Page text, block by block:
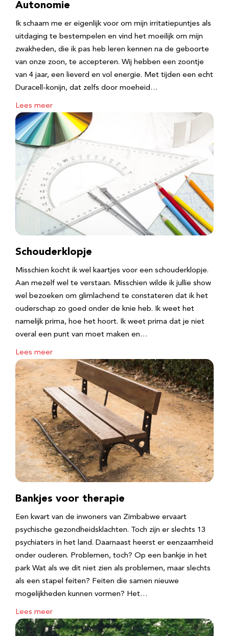
Autonomie
Ik schaam me er eigenlijk voor om mijn irritatiepuntjes als
uitdaging te bestempelen en vind het moeilijk om mijn
zwakheden, die ik pas heb leren kennen na de geboorte
van onze zoon, te accepteren. Wij hebben een zoontje
van 4 jaar, een lieverd en vol energie. Met tijden een echt
Duracell-konijn, dat zelfs door moeheid…
Lees meer
Schouderklopje
Misschien kocht ik wel kaartjes voor een schouderklopje.
Aan mezelf wel te verstaan. Misschien wilde ik jullie show
wel bezoeken om glimlachend te constateren dat ik het
ouderschap zo goed onder de knie heb. Ik weet het
namelijk prima, hoe het hoort. Ik weet prima dat je niet
overal een punt van moet maken en…
Lees meer
Bankjes voor therapie
Een kwart van de inwoners van Zimbabwe ervaart
psychische gezondheidsklachten. Toch zijn er slechts 13
psychiaters in het land. Daarnaast heerst er eenzaamheid
onder ouderen. Problemen, toch? Op een bankje in het
park Wat als we dit niet zien als problemen, maar slechts
als een stapel feiten? Feiten die samen nieuwe
mogelijkheden kunnen vormen? Het…
Lees meer